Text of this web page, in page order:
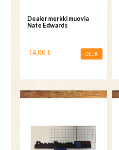
Dealer merkki muovia
Nate Edwards
14,00 € OSTA